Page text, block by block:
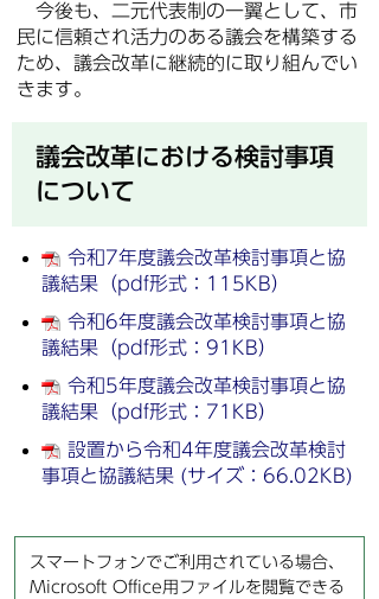
今後も、二元代表制の一翼として、市
民に信頼され活力のある議会を構築する
ため、議会改革に継続的に取り組んでい
きます。
議会改革における検討事項
について
令和7年度議会改革検討事項と協
議結果（pdf形式：115KB）
令和6年度議会改革検討事項と協
議結果（pdf形式：91KB）
令和5年度議会改革検討事項と協
議結果（pdf形式：71KB）
設置から令和4年度議会改革検討
事項と協議結果 (サイズ：66.02KB)
スマートフォンでご利用されている場合、
Microsoft Office用ファイルを閲覧できる